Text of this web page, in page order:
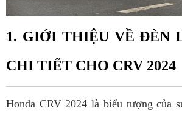
1. GIỚI THIỆU VỀ ĐÈN
CHI TIẾT CHO CRV 2024
Honda CRV 2024 là biểu tượng của